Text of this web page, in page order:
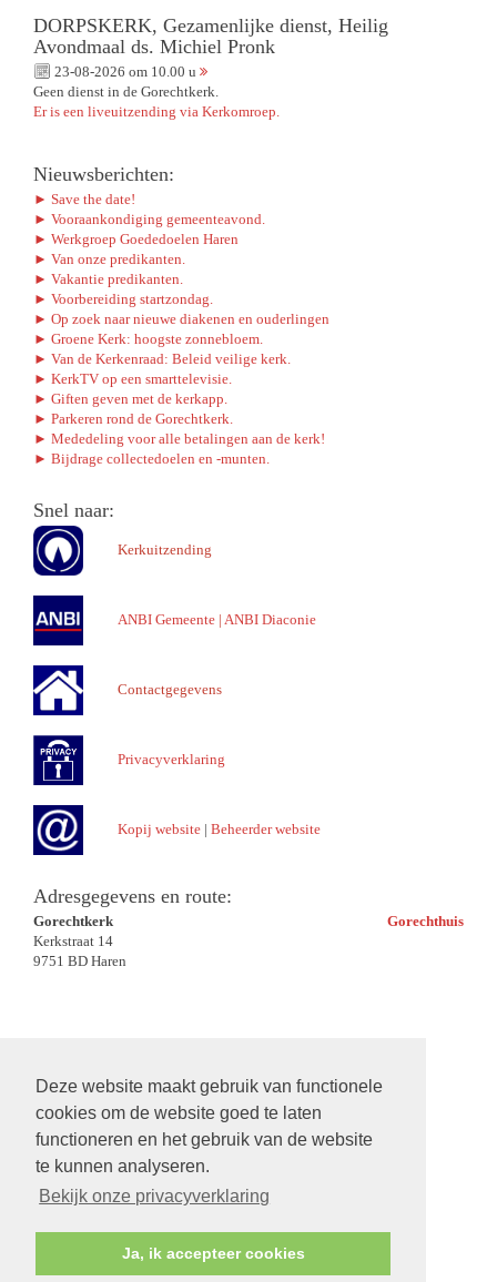
Deze website maakt gebruik van functionele
cookies om de website goed te laten
functioneren en het gebruik van de website
te kunnen analyseren.
Bekijk onze privacyverklaring
Ja, ik accepteer cookies
DORPSKERK, Gezamenlijke dienst, Heilig
Avondmaal ds. Michiel Pronk
23-08-2026 om 10.00 u
Geen dienst in de Gorechtkerk.
Er is een liveuitzending via Kerkomroep.
Nieuwsberichten:
► Save the date!
► Vooraankondiging gemeenteavond.
► Werkgroep Goededoelen Haren
► Van onze predikanten.
► Vakantie predikanten.
► Voorbereiding startzondag.
► Op zoek naar nieuwe diakenen en ouderlingen
► Groene Kerk: hoogste zonnebloem.
► Van de Kerkenraad: Beleid veilige kerk.
► KerkTV op een smarttelevisie.
► Giften geven met de kerkapp.
► Parkeren rond de Gorechtkerk.
► Mededeling voor alle betalingen aan de kerk!
► Bijdrage collectedoelen en -munten.
Snel naar:
Kerkuitzending
ANBI Gemeente | ANBI Diaconie
Contactgegevens
Privacyverklaring
Kopij website | Beheerder website
Adresgegevens en route:
Gorechtkerk
Gorechthuis
Kerkstraat 14
9751 BD Haren